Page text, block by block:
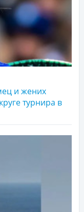
и жених
турнира в